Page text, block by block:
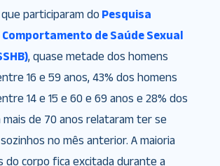
participaram do Pesquisa
Comportamento de Saúde Sexual
, quase metade dos homens
16 e 59 anos, 43% dos homens
14 e 15 e 60 e 69 anos e 28% dos
mais de 70 anos relataram ter se
no mês anterior. A maioria
do corpo fica excitada durante a